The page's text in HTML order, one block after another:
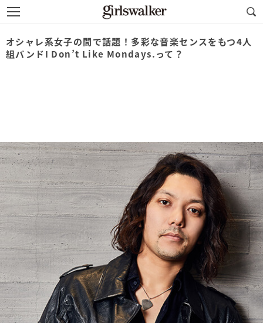
オシャレ系女子の間で話題！多彩な音楽センスをもつ4人
組バンドI Don’t Like Mondays.って？